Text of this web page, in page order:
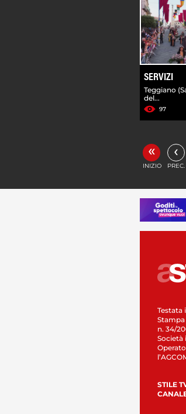
SERVIZI
Teggiano
del...
97
«
INIZIO
‹
PREC.
Testata
Stampa
n. 34/
Società
STILE